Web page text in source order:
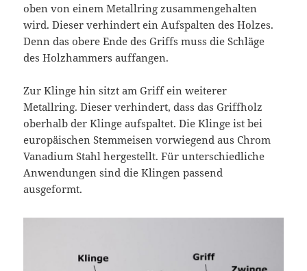
oben von einem Metallring zusammengehalten
wird. Dieser verhindert ein Aufspalten des Holzes.
Denn das obere Ende des Griffs muss die Schläge
des Holzhammers auffangen.
Zur Klinge hin sitzt am Griff ein weiterer
Metallring. Dieser verhindert, dass das Griffholz
oberhalb der Klinge aufspaltet. Die Klinge ist bei
europäischen Stemmeisen vorwiegend aus Chrom
Vanadium Stahl hergestellt. Für unterschiedliche
Anwendungen sind die Klingen passend
ausgeformt.